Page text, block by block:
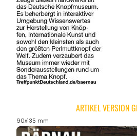
ARTIKEL VERSION
90x135 mm